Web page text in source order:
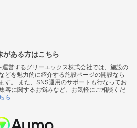
ある方はこちら
営するグリーエックス株式会社では、施設の
どを魅力的に紹介する施設ページの開設なら
す。 また、SNS運用のサポートも行なってお
客に関するお悩みなど、お気軽にご相談くだ
ら